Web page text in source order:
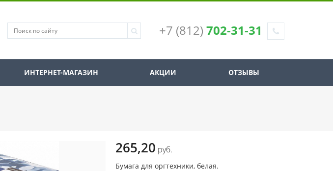
+7 (812) 702-31-31
ИНТЕРНЕТ-МАГАЗИН АКЦИИ ОТЗЫВЫ
265,20 руб.
Бумага для оргтехники, белая.